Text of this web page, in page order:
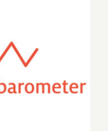
leicht auf –
bleibt aus